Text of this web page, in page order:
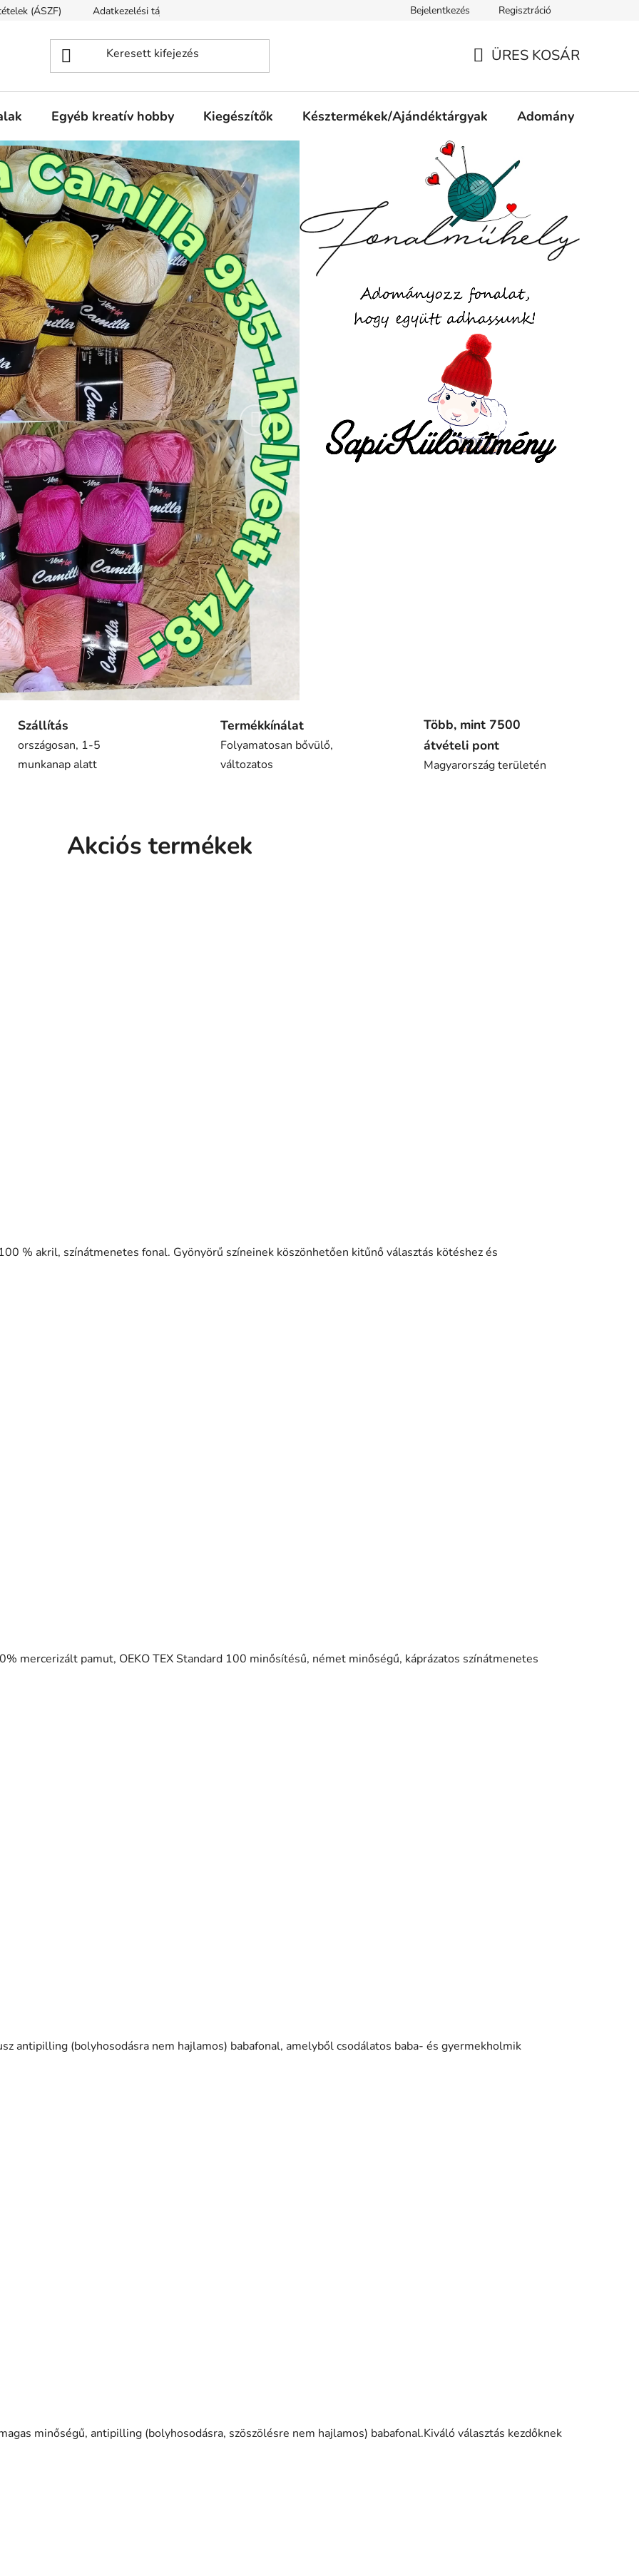
(ÁSZF) Adatkezelési tájékoztató Jogi nyilatkozat Impresszum
Bejelentkezés Regisztráció
ÜRES KOSÁR
Egyéb kreatív hobby Kiegészítők Késztermékek/Ajándéktárgyak Adomány
Következő vesvfd
Szállítás
országosan, 1-5
munkanap alatt
Termékkínálat
Folyamatosan bővülő,
változatos
Több, mint 7500
átvételi pont
Magyarország területén
Akciós termékek
% akril, színátmenetes fonal. Gyönyörű színeinek köszönhetően kitűnő választás kötéshez és
mercerizált pamut, OEKO TEX Standard 100 minősítésű, német minőségű, káprázatos színátmenetes
antipilling (bolyhosodásra nem hajlamos) babafonal, amelyből csodálatos baba- és gyermekholmik
minőségű, antipilling (bolyhosodásra, szöszölésre nem hajlamos) babafonal.Kiváló választás kezdőknek